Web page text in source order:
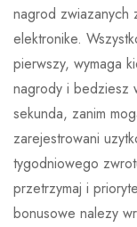
nagrod zwiazanych
elektronike.
pierwszy, wymaga
nagrody i bedziesz
sekunda, zanim
zarejestrowani
tygodniowego
przetrzymaj i
bonusowe nalezy